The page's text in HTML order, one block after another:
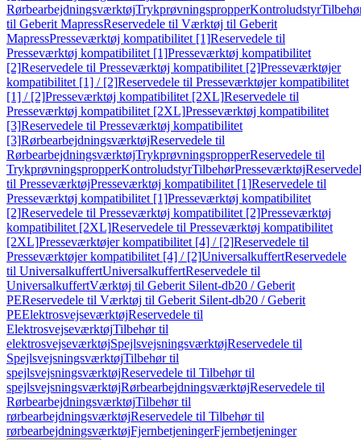
RørbearbejdningsværktøjTrykprøvningspropperKontroludstyr
til Geberit MapressReservedele til Værktøj til Geberit
MapressPresseværktøj kompatibilitet [1]Reservedele til
Presseværktøj kompatibilitet [1]Presseværktøj kompatibilitet
[2]Reservedele til Presseværktøj kompatibilitet [2]Presseværktøjer
kompatibilitet [1] / [2]Reservedele til Presseværktøjer kompatibilitet
[1] / [2]Presseværktøj kompatibilitet [2XL]Reservedele til
Presseværktøj kompatibilitet [2XL]Presseværktøj kompatibilitet
[3]Reservedele til Presseværktøj kompatibilitet
[3]RørbearbejdningsværktøjReservedele til
RørbearbejdningsværktøjTrykprøvningspropperReservedele til
TrykprøvningspropperKontroludstyrTilbehørPresseværktøj
til PresseværktøjPresseværktøj kompatibilitet [1]Reservedele til
Presseværktøj kompatibilitet [1]Presseværktøj kompatibilitet
[2]Reservedele til Presseværktøj kompatibilitet [2]Presseværktøj
kompatibilitet [2XL]Reservedele til Presseværktøj kompatibilitet
[2XL]Presseværktøjer kompatibilitet [4] / [2]Reservedele til
Presseværktøjer kompatibilitet [4] / [2]UniversalkuffertReservedele
til UniversalkuffertUniversalkuffertReservedele til
UniversalkuffertVærktøj til Geberit Silent-db20 / Geberit
PEReservedele til Værktøj til Geberit Silent-db20 / Geberit
PEElektrosvejseværktøjReservedele til
ElektrosvejseværktøjTilbehør til
elektrosvejseværktøjSpejlsvejsningsværktøjReservedele til
SpejlsvejsningsværktøjTilbehør til
spejlsvejsningsværktøjReservedele til Tilbehør til
spejlsvejsningsværktøjRørbearbejdningsværktøjReservedele til
RørbearbejdningsværktøjTilbehør til
rørbearbejdningsværktøjReservedele til Tilbehør til
rørbearbejdningsværktøjFjernbetjeningerFjernbetjeninger